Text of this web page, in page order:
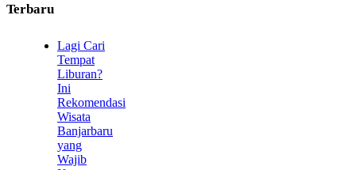
Terbaru
Lagi Cari
Tempat
Liburan?
Ini
Rekomendasi
Wisata
Banjarbaru
yang
Wajib